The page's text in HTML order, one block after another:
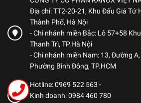
Địa chỉ: TT2-20-21, Khu Đấu Giá Tứ
Thành Phố, Hà Nội
- Chi nhánh miền Bắc: Lô 57+58
Thanh Trì, TP.Hà Nội
- Chi nhánh miền Nam: 13, Đường
Phường Bình Đông, TP.HCM
Hotline: 0969 522 563 -
Kinh doanh: 0984 460 780